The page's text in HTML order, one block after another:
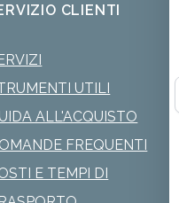
CLIENTI
UTILI
ALL'ACQUISTO
FREQUENTI
E TEMPI DI